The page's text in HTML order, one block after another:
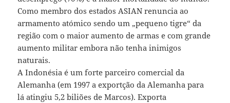
Como membro dos estados ASIAN renuncia ao
armamento atómico sendo um „pequeno tigre“ da
região com o maior aumento de armas e com grande
aumento militar embora não tenha inimigos
naturais.
A Indonésia é um forte parceiro comercial da
Alemanha (em 1997 a exportção da Alemanha para
lá atingiu 5,2 biliões de Marcos). Exporta